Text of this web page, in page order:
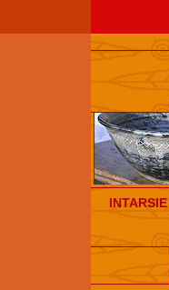
INTARSIE